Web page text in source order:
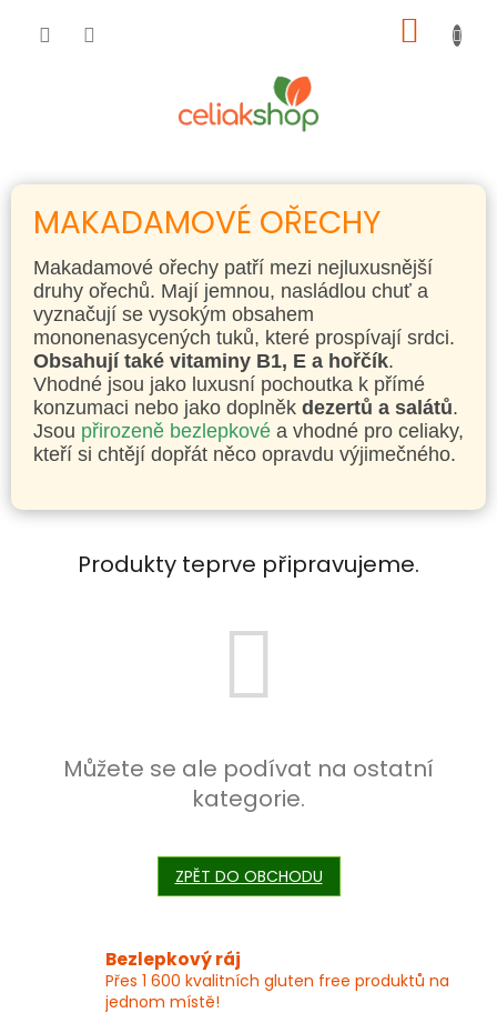
KOŠÍK
MAKADAMOVÉ OŘECHY
Makadamové ořechy patří mezi nejluxusnější
druhy ořechů. Mají jemnou, nasládlou chuť a
vyznačují se vysokým obsahem
mononenasycených tuků, které prospívají srdci.
Obsahují také vitaminy B1, E a hořčík.
Vhodné jsou jako luxusní pochoutka k přímé
konzumaci nebo jako doplněk dezertů a salátů.
Jsou přirozeně bezlepkové a vhodné pro celiaky,
kteří si chtějí dopřát něco opravdu výjimečného.
Produkty teprve připravujeme.
Můžete se ale podívat na ostatní
kategorie.
ZPĚT DO OBCHODU
Bezlepkový ráj
Přes 1 600 kvalitních gluten free produktů na
jednom místě!